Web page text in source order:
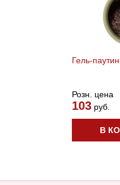
Гель-
Розн. цена
103руб.
В